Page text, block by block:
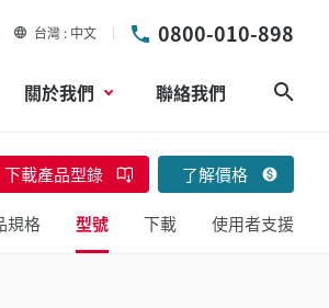
台灣 中文 0800-010-898
關於我們 聯絡我們
下載產品型錄 了解價格
規格 型號 下載 使用者支援